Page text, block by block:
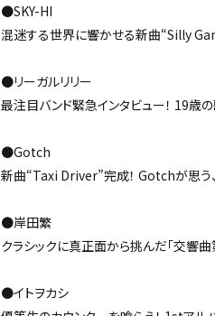
●SKY-HI
混迷する世界に響かせる新曲“Silly
●リーガルリリー
最注目バンド緊急インタビュー！ 19歳
●Gotch
新曲“Taxi Driver”完成！ Gotchが思う
●岸田繁
クラシックに真正面から挑んだ「交響曲
●イトヲカシ